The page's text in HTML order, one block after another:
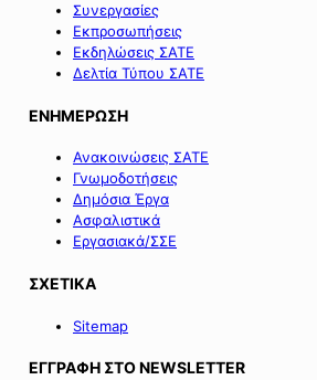
Συνεργασίες
Εκπροσωπήσεις
Εκδηλώσεις ΣΑΤΕ
Δελτία Τύπου ΣΑΤΕ
ΕΝΗΜΕΡΩΣΗ
Ανακοινώσεις ΣΑΤΕ
Γνωμοδοτήσεις
Δημόσια Έργα
Ασφαλιστικά
Εργασιακά/ΣΣΕ
ΣΧΕΤΙΚΑ
Sitemap
ΕΓΓΡΑΦΗ ΣΤΟ NEWSLETTER